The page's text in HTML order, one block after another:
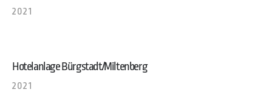
2021
Hotelanlage Bürgstadt/Miltenberg
2021